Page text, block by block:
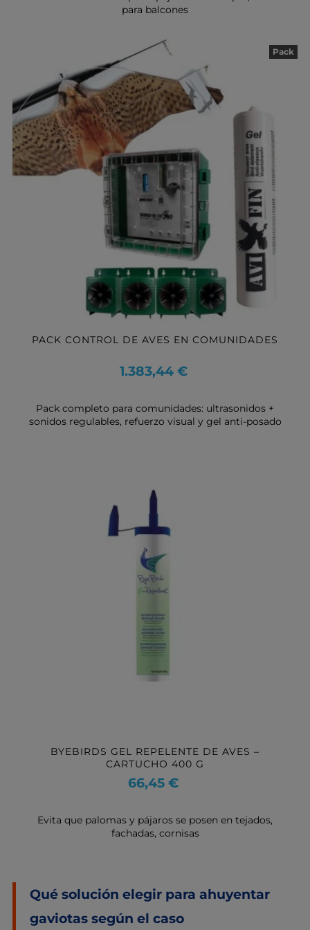
para balcones
Pack
PACK CONTROL DE AVES EN COMUNIDADES
Precio
1.383,44 €
Pack completo para comunidades: ultrasonidos +
sonidos regulables, refuerzo visual y gel anti-posado
BYEBIRDS GEL REPELENTE DE AVES –
CARTUCHO 400 G
Precio
66,45 €
Evita que palomas y pájaros se posen en tejados,
fachadas, cornisas
Qué solución elegir para ahuyentar
gaviotas según el caso